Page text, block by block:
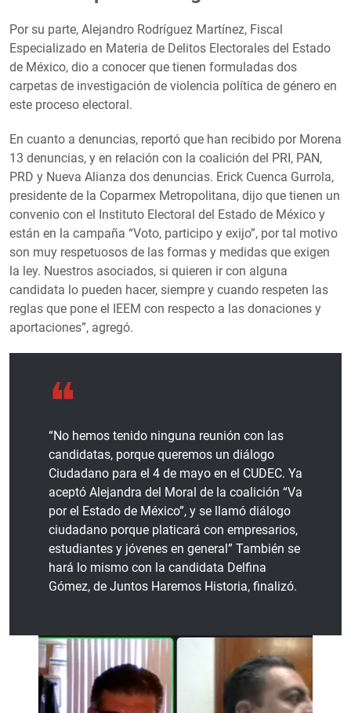
Por su parte, Alejandro Rodríguez Martínez, Fiscal
Especializado en Materia de Delitos Electorales del Estado
de México, dio a conocer que tienen formuladas dos
carpetas de investigación de violencia política de género en
este proceso electoral.
En cuanto a denuncias, reportó que han recibido por Morena
13 denuncias, y en relación con la coalición del PRI, PAN,
PRD y Nueva Alianza dos denuncias. Erick Cuenca Gurrola,
presidente de la Coparmex Metropolitana, dijo que tienen un
convenio con el Instituto Electoral del Estado de México y
están en la campaña “Voto, participo y exijo”, por tal motivo
son muy respetuosos de las formas y medidas que exigen
la ley. Nuestros asociados, si quieren ir con alguna
candidata lo pueden hacer, siempre y cuando respeten las
reglas que pone el IEEM con respecto a las donaciones y
aportaciones”, agregó.
“No hemos tenido ninguna reunión con las
candidatas, porque queremos un diálogo
Ciudadano para el 4 de mayo en el CUDEC. Ya
aceptó Alejandra del Moral de la coalición “Va
por el Estado de México”, y se llamó diálogo
ciudadano porque platicará con empresarios,
estudiantes y jóvenes en general” También se
hará lo mismo con la candidata Delfina
Gómez, de Juntos Haremos Historia, finalizó.